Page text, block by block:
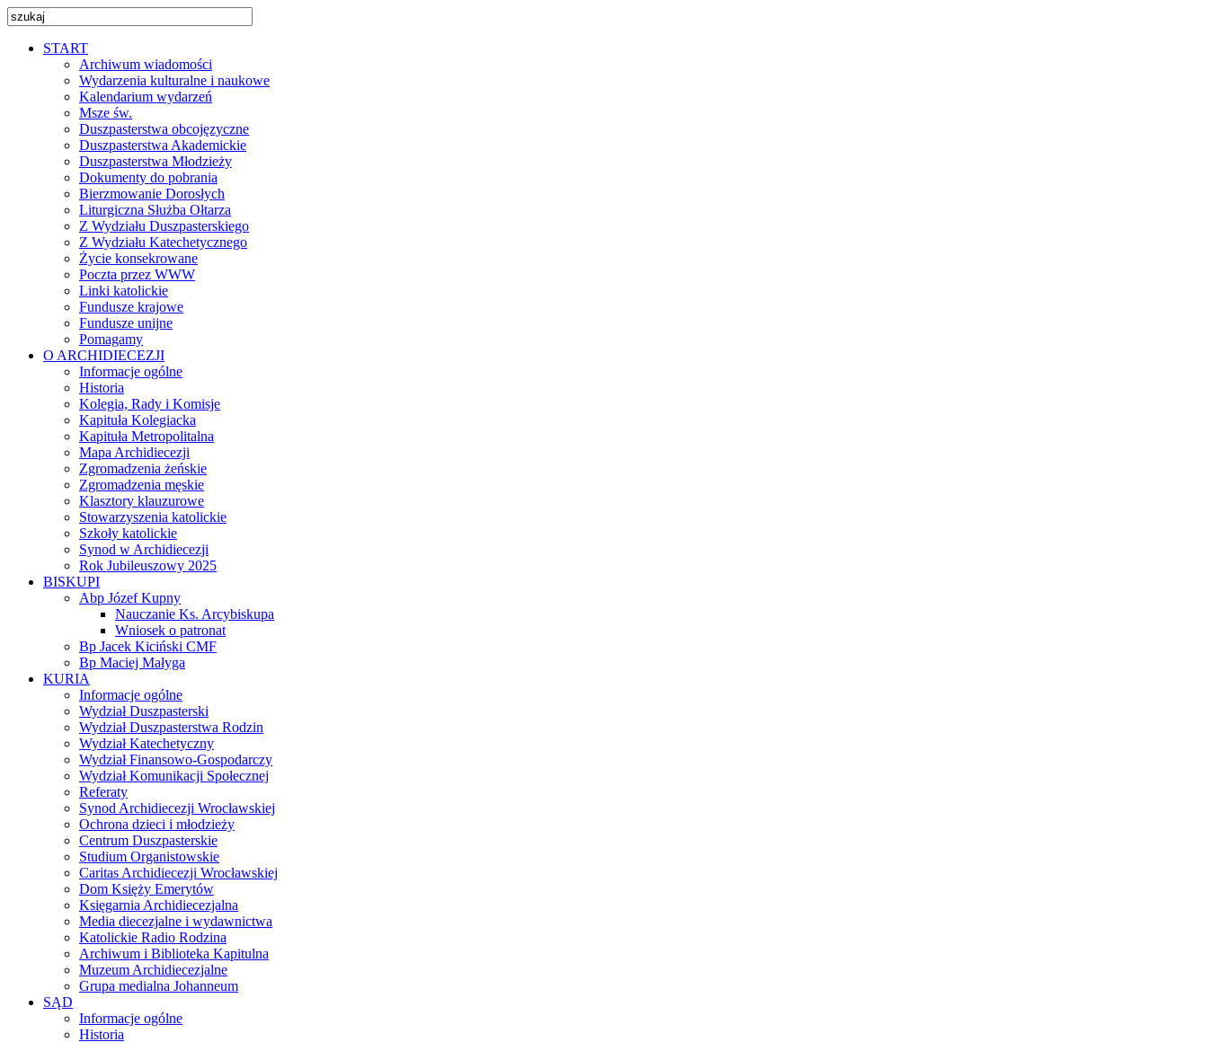
START
Archiwum wiadomości
Wydarzenia kulturalne i naukowe
Kalendarium wydarzeń
Msze św.
Duszpasterstwa obcojęzyczne
Duszpasterstwa Akademickie
Duszpasterstwa Młodzieży
Dokumenty do pobrania
Bierzmowanie Dorosłych
Liturgiczna Służba Ołtarza
Z Wydziału Duszpasterskiego
Z Wydziału Katechetycznego
Życie konsekrowane
Poczta przez WWW
Linki katolickie
Fundusze krajowe
Fundusze unijne
Pomagamy
O ARCHIDIECEZJI
Informacje ogólne
Historia
Kolegia, Rady i Komisje
Kapituła Kolegiacka
Kapituła Metropolitalna
Mapa Archidiecezji
Zgromadzenia żeńskie
Zgromadzenia męskie
Klasztory klauzurowe
Stowarzyszenia katolickie
Szkoły katolickie
Synod w Archidiecezji
Rok Jubileuszowy 2025
BISKUPI
Abp Józef Kupny
Nauczanie Ks. Arcybiskupa
Wniosek o patronat
Bp Jacek Kiciński CMF
Bp Maciej Małyga
KURIA
Informacje ogólne
Wydział Duszpasterski
Wydział Duszpasterstwa Rodzin
Wydział Katechetyczny
Wydział Finansowo-Gospodarczy
Wydział Komunikacji Społecznej
Referaty
Synod Archidiecezji Wrocławskiej
Ochrona dzieci i młodzieży
Centrum Duszpasterskie
Studium Organistowskie
Caritas Archidiecezji Wrocławskiej
Dom Księży Emerytów
Księgarnia Archidiecezjalna
Media diecezjalne i wydawnictwa
Katolickie Radio Rodzina
Archiwum i Biblioteka Kapitulna
Muzeum Archidiecezjalne
Grupa medialna Johanneum
SĄD
Informacje ogólne
Historia